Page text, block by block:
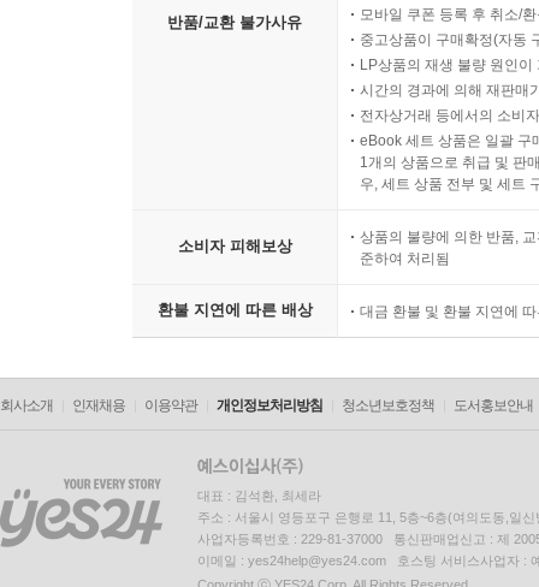
반품/교환 불가사유
모바일 쿠폰 등록 후 취소/
중고상품이 구매확정(자동
LP상품의 재생 불량 원인
시간의 경과에 의해 재판매
전자상거래 등에서의 소비
eBook 세트 상품은 일괄 구
1개의 상품으로 취급 및 판
우, 세트 상품 전부 및 세트
소비자 피해보상
상품의 불량에 의한 반품,
준하여 처리됨
환불 지연에 따른 배상 대금 환불 및 환불 지연에
회사소개 인재채용 이용약관 개인정보처리방침 청소년보호정책 도서홍보안내
대표 : 김석환, 최세라
주소 : 서울시 영등포구 은행로 11, 5층~6층(여의도동,일신
사업자등록번호 : 229-81-37000 통신판매업신고 : 제
이메일 : yes24help@yes24.com 호스팅 서비스사업자 :